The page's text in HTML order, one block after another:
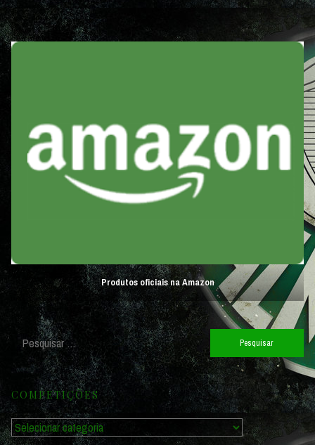
Produtos oficiais na Amazon
Pesquisar
por:
COMPETIÇÕES
Competições